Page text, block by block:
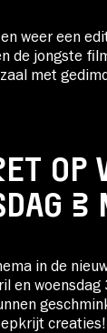
weer een
de jongste
met
OP
3
in de
en
creaties!